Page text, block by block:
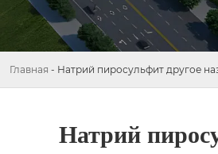
Главная - Натрий пиросульфит другое
Натрий